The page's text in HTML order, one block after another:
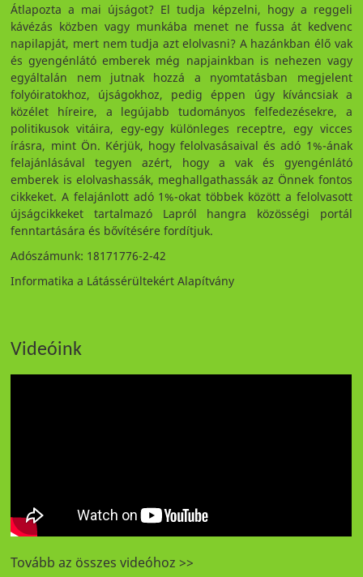
Átlapozta a mai újságot? El tudja képzelni, hogy a reggeli
kávézás közben vagy munkába menet ne fussa át kedvenc
napilapját, mert nem tudja azt elolvasni? A hazánkban élő vak
és gyengénlátó emberek még napjainkban is nehezen vagy
egyáltalán nem jutnak hozzá a nyomtatásban megjelent
folyóiratokhoz, újságokhoz, pedig éppen úgy kíváncsiak a
közélet híreire, a legújabb tudományos felfedezésekre, a
politikusok vitáira, egy-egy különleges receptre, egy vicces
írásra, mint Ön. Kérjük, hogy felolvasásaival és adó 1%-ának
felajánlásával tegyen azért, hogy a vak és gyengénlátó
emberek is elolvashassák, meghallgathassák az Önnek fontos
cikkeket. A felajánlott adó 1%-okat többek között a felolvasott
újságcikkeket tartalmazó Lapról hangra közösségi portál
fenntartására és bővítésére fordítjuk.
Adószámunk: 18171776-2-42
Informatika a Látássérültekért Alapítvány
Videóink
Tovább az összes videóhoz >>